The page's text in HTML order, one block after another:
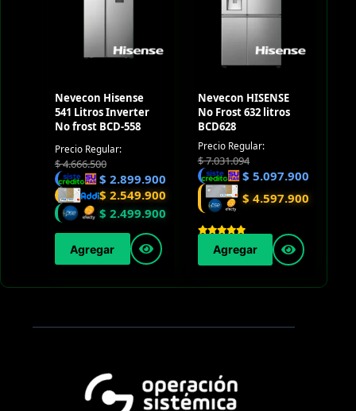
Nevecon Hisense
541 Litros Inverter
No frost BCD-558
Precio Regular:
$4.666.500
$ 2.899.900
$ 2.549.900
$ 2.499.900
Agregar
Nevecon HISENSE
No Frost 632 litros
BCD628
Precio Regular:
$7.031.094
$ 5.097.900
$ 4.597.900
Agregar